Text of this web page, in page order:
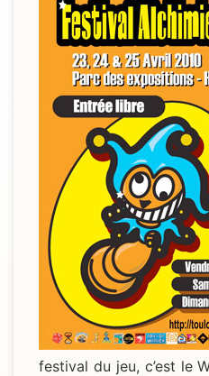
festival du jeu, c’est le